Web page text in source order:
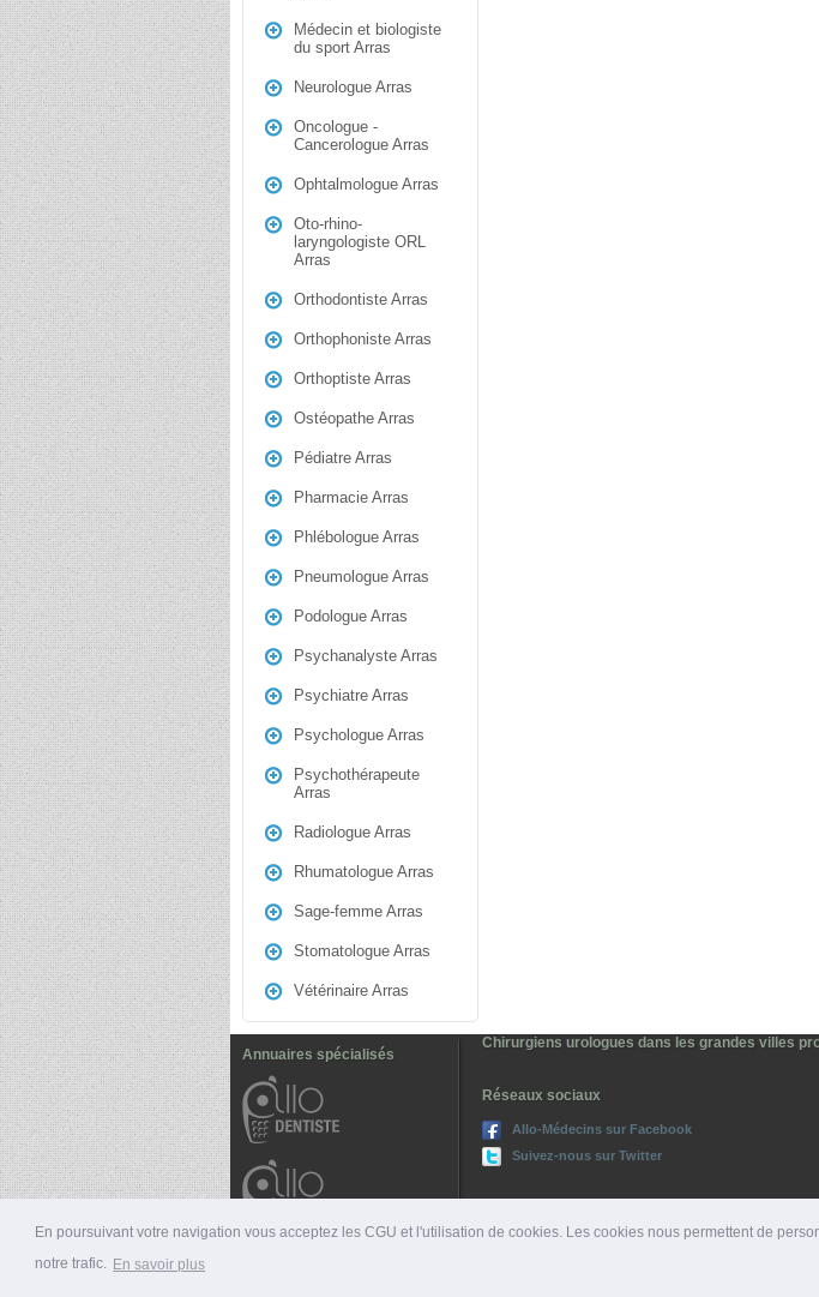
En poursuivant votre navigation vous acceptez les CGU et l'utilisation de cookies. Les cookies nous permettent de
notre trafic. En savoir plus
Médecin et biologiste
du sport Arras
Neurologue Arras
Oncologue -
Cancerologue Arras
Ophtalmologue Arras
Oto-rhino-
laryngologiste ORL
Arras
Orthodontiste Arras
Orthophoniste Arras
Orthoptiste Arras
Ostéopathe Arras
Pédiatre Arras
Pharmacie Arras
Phlébologue Arras
Pneumologue Arras
Podologue Arras
Psychanalyste Arras
Psychiatre Arras
Psychologue Arras
Psychothérapeute
Arras
Radiologue Arras
Rhumatologue Arras
Sage-femme Arras
Stomatologue Arras
Vétérinaire Arras
Annuaires spécialisés
Chirurgiens urologues dans les grandes villes
Réseaux sociaux
Allo-Médecins sur Facebook
Suivez-nous sur Twitter